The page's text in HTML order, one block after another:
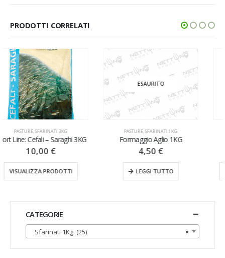
PRODOTTI CORRELATI
ESAURITO
PASTURE,SFARINATI 1KG
Formaggio Aglio 1KG
4,50
LEGGI TUTTO
ESCA PRONTA,PASTURE
Treccia Di Pane Al Latte
3,50
AGGIUNGI AL CARRELLO
CATEGORIE
×
Sfarinati 1Kg (25)